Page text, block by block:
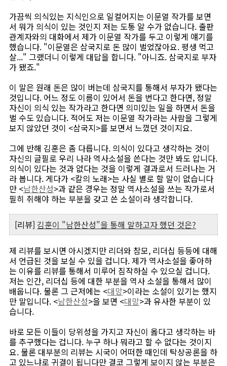
가끔씩 의식있는 지식인으로 일컬어지는 이문열 작가를 보면
서 뭐가 의식이 있는 것인지 저는 도통 알 수가 없습니다. 출판
관계자와의 대화에서 제가 이문열 작가를 두고 이렇게 얘기를
했습니다. "이문열은 삼국지로 돈 많이 벌었잖아요. 평생 먹고
살..." 그랬더니 이렇게 대답을 합니다. "아니죠. 삼국지로 부자
가 됐죠."
이 말은 원래 돈은 많이 버는데 삼국지를 통해서 부자가 됐다는
것입니다. 어느 정도 이름이 있어서 돈을 번다고 한다면, 정말
자신이 의식 있는 작가라고 한다면 의미있는 일을 하면서 돈을
벌 수도 있습니다. 적어도 저는 이문열 작가라는 사람을 그렇게
보지 않았던 것이 <삼국지>를 보면서 느꼈던 것이지요.
그에 반해 김훈은 좀 다릅니다. 의식이 있다고 생각하는 것이
자신의 글필로 우리 나라 역사소설을 쓴다는 것만 봐도 압니다.
의식이 있다는 것과 없다는 것을 이렇게 결과로서 드러나는 거
라 봅니다. 게다가 <칼의 노래>는 사실 별로 할 말이 없습니다
만 <남한산성>과 같은 경우는 정말 역사소설을 쓰는 작가로서
필히 취해야 하는 부분을 갖고 쓴 소설이라 생각합니다.
[리뷰] 김훈이 "남한산성"을 통해 말하고자 했던 것은?
제 리뷰를 보시면 아시겠지만 리더와 참모, 리더십 등등에 대해
서 언급된 것을 보실 수 있을 겁니다. 제가 역사소설을 좋아하
는 이유를 리뷰를 통해서 미루어 짐작하실 수 있으실 겁니다.
저는 인간, 리더십 등에 대한 부분을 역사 소설을 통해서 많이
배웁니다. 물론 그 근저에는 <대망>이라는 소설이 있기는 했지
만 말입니다. <남한산성>을 보면 <대망>과 유사한 부분이 있
습니다.
바로 모든 이들이 당위성을 가지고 자신이 옳다고 생각하는 바
를 추구했다는 겁니다. 누구 하나 뭐라고 할 수 없다는 것이지
요. 물론 대부분의 리뷰는 시국이 어떠한 때인데 탁상공론을 하
고 있느냐로 귀결이 됩니다만 결코 그렇게 보이지 않는 부분은